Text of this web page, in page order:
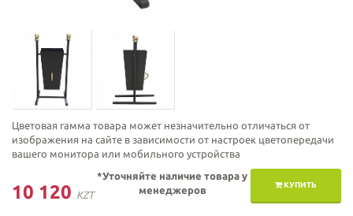
Цветовая гамма товара может незначительно отличаться от
изображения на сайте в зависимости от настроек цветопередачи
вашего монитора или мобильного устройства
10 120 KZT
КУПИТЬ
*Уточняйте наличие товара у
менеджеров